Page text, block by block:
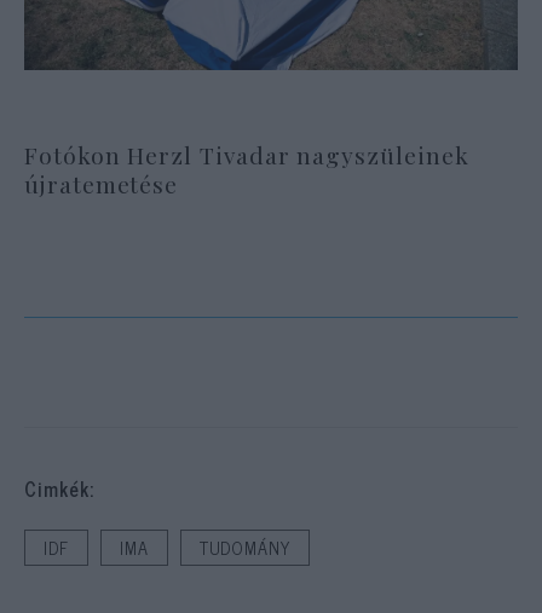
Fotókon Herzl Tivadar nagyszüleinek
újratemetése
Cimkék:
IDF IMA TUDOMÁNY